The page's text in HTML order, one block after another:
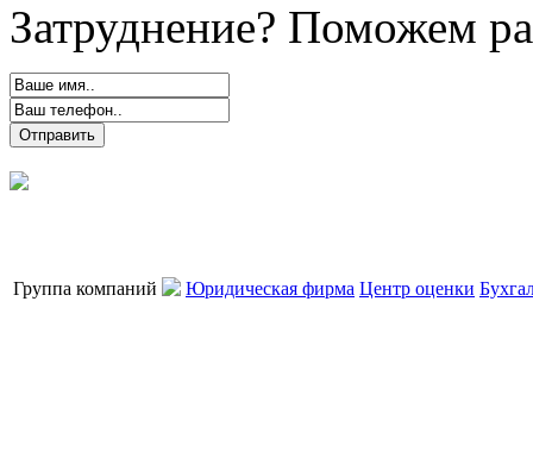
Затруднение? Поможем
Группа компаний Юридическая фирма Центр оценки